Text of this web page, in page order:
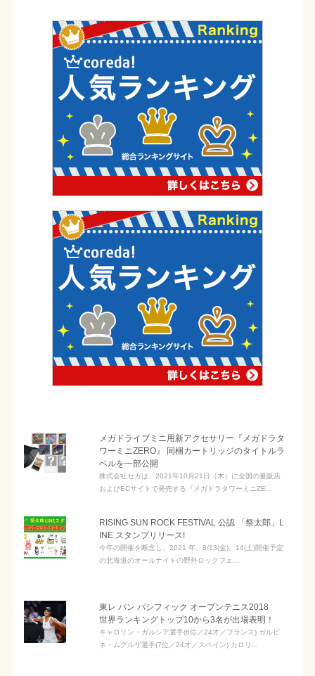
メガドライブミニ用​新アクセサリー『メガドラタ
ワーミニZERO』 同梱カートリッジのタイトルラ
ベルを一部公開
株式会社セガは、2021年10月21日（木）に全国の量販店
およびECサイトで発売する『メガドラタワーミニZE...
RISING SUN ROCK FESTIVAL 公認 「祭太郎」L
INE スタンプリリース!
今年の開催を断念し、2021 年、8/13(金)、14(土)開催予定
の北海道のオールナイトの野外ロックフェ...
東レ パン パシフィック オープンテニス2018
世界ランキングトップ10から3名が出場表明！
キャロリン・ガルシア選手(6位／24才／フランス) ガルビ
ネ・ムグルザ選手(7位／24才／スペイン) カロリ...